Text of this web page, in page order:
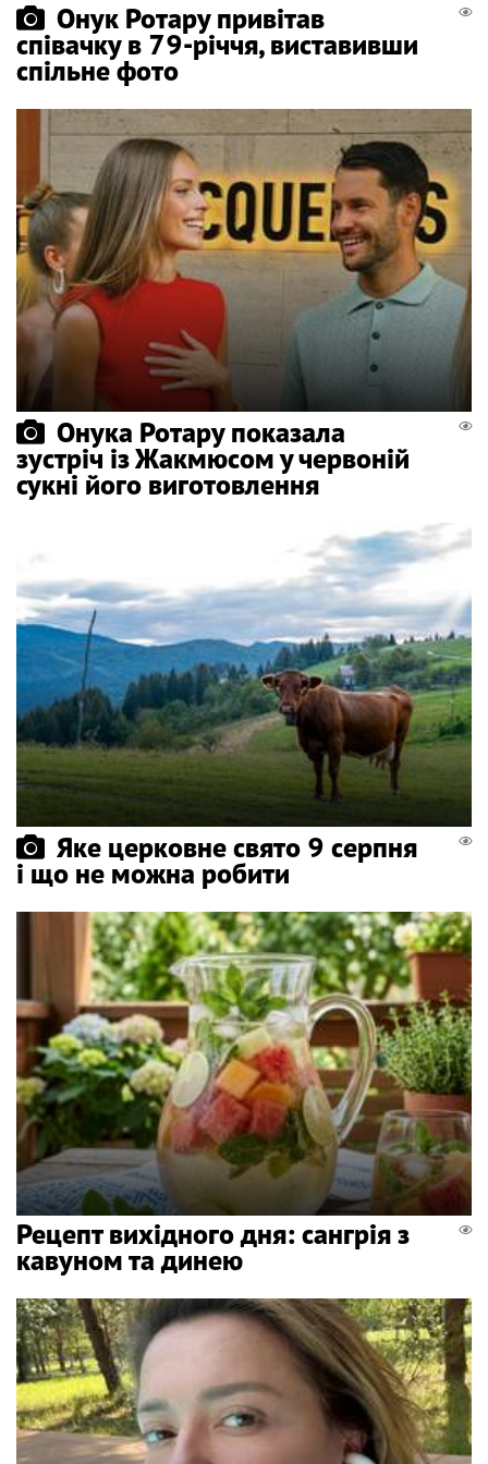
Онук Ротару привітав
співачку в 79-річчя, виставивши
спільне фото
Онука Ротару показала
зустріч із Жакмюсом у червоній
сукні його виготовлення
Яке церковне свято 9 серпня
і що не можна робити
Рецепт вихідного дня: сангрія з
кавуном та динею